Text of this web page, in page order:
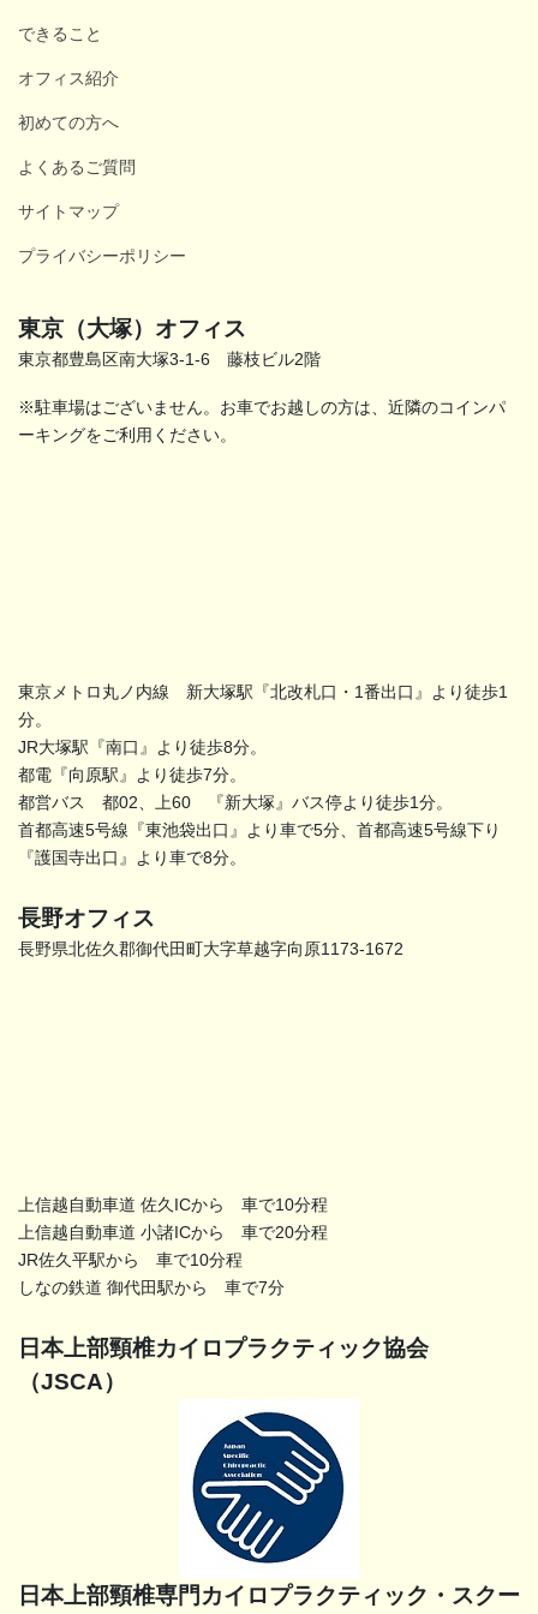
できること
オフィス紹介
初めての方へ
よくあるご質問
サイトマップ
プライバシーポリシー
東京（大塚）オフィス
東京都豊島区南大塚3-1-6 藤枝ビル2階
※駐車場はございません。お車でお越しの方は、近隣のコインパ
ーキングをご利用ください。
東京メトロ丸ノ内線 新大塚駅『北改札口・1番出口』より徒歩1
分。
JR大塚駅『南口』より徒歩8分。
都電『向原駅』より徒歩7分。
都営バス 都02、上60 『新大塚』バス停より徒歩1分。
首都高速5号線『東池袋出口』より車で5分、首都高速5号線下り
『護国寺出口』より車で8分。
長野オフィス
長野県北佐久郡御代田町大字草越字向原1173-1672
上信越自動車道 佐久ICから 車で10分程
上信越自動車道 小諸ICから 車で20分程
JR佐久平駅から 車で10分程
しなの鉄道 御代田駅から 車で7分
日本上部頸椎カイロプラクティック協会
（JSCA）
日本上部頸椎専門カイロプラクティック・スクー